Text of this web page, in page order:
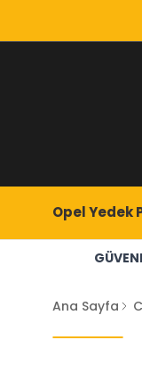
Opel Yedek
Ana Sayfa